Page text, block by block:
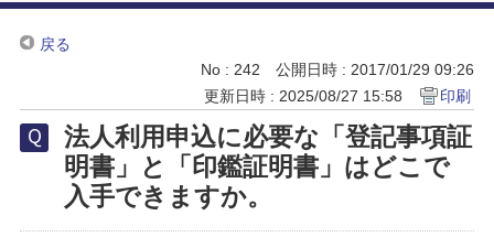
戻る
No : 242
公開日時 : 2017/01/29 09:26
更新日時 : 2025/08/27 15:58
印刷
法人利用申込に必要な「登記事項証
明書」と「印鑑証明書」はどこで
入手できますか。